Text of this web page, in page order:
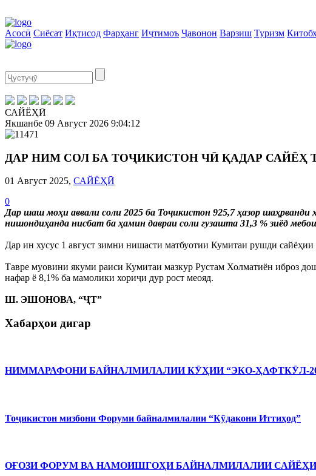
Асосӣ Сиёсат Иқтисод Фарҳанг Иҷтимоъ Ҷавонон Варзиш Туризм
САЙЁҲӢ
Якшанбе 09 Август 2026 9:04:12
ДАР НИМ СОЛ БА ТОҶИКИСТОН ЧӢ ҚАДАР САЙЁҲ
01 Август 2025, САЙЁҲӢ
0
Дар шаш моҳи аввали соли 2025 ба Тоҷикистон 925,7 ҳазор
нишондиҳанда нисбат ба ҳамин давраи соли гузашта 31,3 % зиёд
Дар ин хусус 1 август зимни нишасти матбуотии Кумитаи рушди
Тавре муовини якуми раиси Кумитаи мазкур Рустам Холматиён иброз
нафар ё 8,1% ба мамолики хориҷи дур рост меояд.
Ш. ЭШОНОВА, “ҶТ”
Хабарҳои дигар
НИММАРАФОНИ БАЙНАЛМИЛАЛИИ КӮҲИИ “ЭКО-ҲАФТКӮЛ-
Тоҷикистон мизбони Форуми байналмилалии “Кӯдакони Иттиҳод”
ОҒОЗИ ФОРУМ ВА НАМОИШГОҲИ БАЙНАЛМИЛАЛИИ